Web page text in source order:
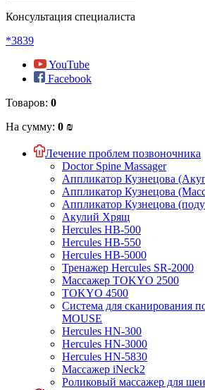
Консультация специалиста
*3839
YouTube
Facebook
Товаров: 0
На сумму: 0 ₪
Лечение проблем позвоночника
Doctor Spine Massager
Аппликатор Кузнецова
Аппликатор Кузнецова
Аппликатор Кузнецова
Акулий Хрящ
Hercules HB-500
Hercules HB-550
Hercules HB-5000
Тренажер Hercules SR-2000
Массажер TOKYO 2500
TOKYO 4500
Система для сканирования
MOUSE
Hercules HN-300
Hercules HN-3000
Hercules HN-5830
Массажер iNeck2
Роликовый массажер для